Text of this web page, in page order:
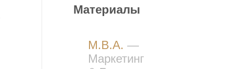
Материалы
M.B.A. —
Маркетинг